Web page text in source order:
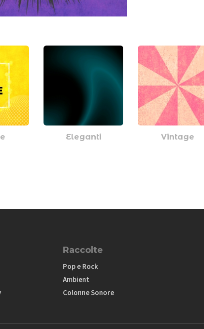
Eleganti Vintage
Raccolte
Pop e Rock
Ambient
Colonne Sonore